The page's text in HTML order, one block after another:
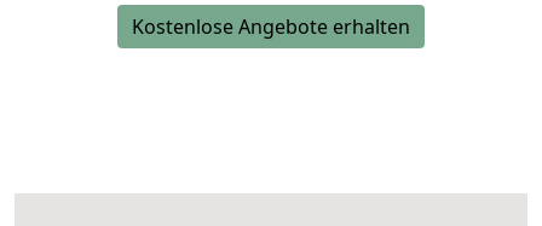
Kostenlose Angebote erhalten